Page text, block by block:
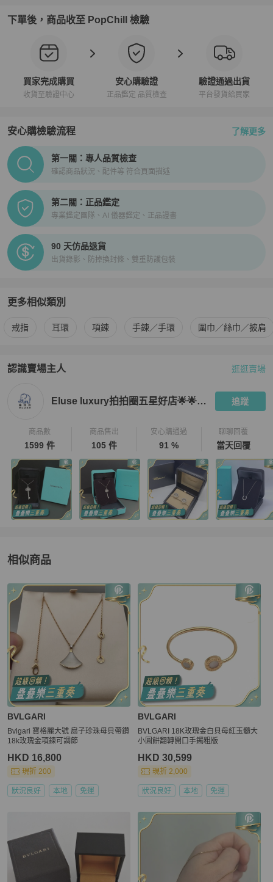
下單後，商品收至 PopChill 檢驗
買家完成購買
收貨至驗證中心
安心購驗證
正品鑑定 品質檢查
驗證通過出貨
平台發貨給買家
安心購檢驗流程 了解更多
PopChill拍拍圈正品驗證、安心購檢驗流程介紹
第一關：專人品質檢查
確認商品狀況、配件等 符合頁面描述
第二關：正品鑑定
專業鑑定團隊、AI 儀器鑑定、正品證書
90 天仿品退貨
出貨錄影、防掉換封條、雙重防護包裝
更多相似類別
更多BVLGARI女士配件相似商品推薦
戒指 耳環 項鍊 手鍊／手環 圍巾／絲巾／披肩
認識賣場主人
PopChill 拍拍圈嚴選賣家 Eluse luxury拍拍圈五星好店
逛逛賣場
Eluse luxury拍拍圈五星好店🌟🌟🌟🌟🌟 追蹤
商品數
1599 件
商品售出
105 件
安心購通過
91 %
聊聊回覆
當天回覆
相似商品
更多相似BVLGARI女士配件推薦精品
BVLGARI
Bvlgari 寶格麗大號 扇子珍珠母貝帶鑽
18k玫瑰金項鍊可調節
HKD 16,800
現折 200
狀況良好 本地 免運
BVLGARI
BVLGARI 18K玫瑰金白貝母紅玉髓大
小圓餅翻轉開口手鐲粗版
HKD 30,599
現折 2,000
狀況良好 本地 免運